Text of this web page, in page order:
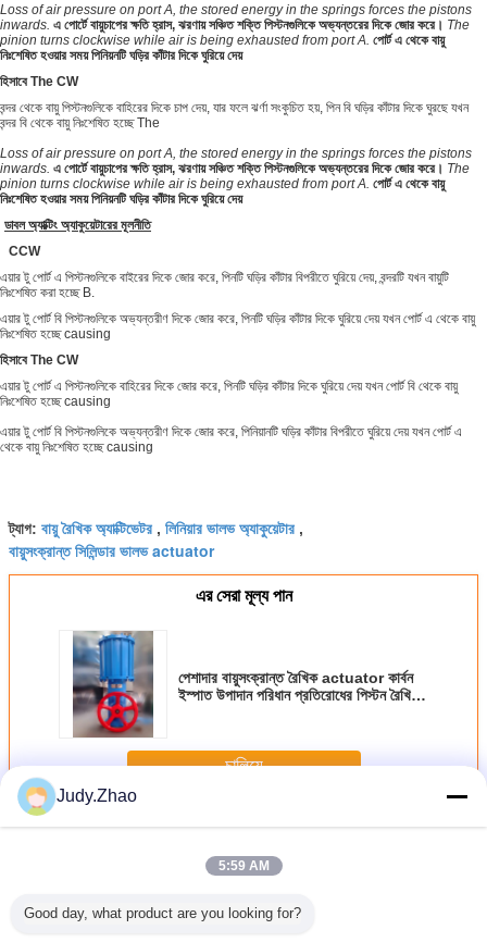
Loss of air pressure on port A, the stored energy in the springs forces the pistons
inwards. এ পোর্টে বায়ুচাপের ক্ষতি হ্রাস, ঝরণায় সঞ্চিত শক্তি পিস্টনগুলিকে অভ্যন্তরের দিকে জোর করে। The
pinion turns clockwise while air is being exhausted from port A. পোর্ট এ থেকে বায়ু
নিঃশেষিত হওয়ার সময় পিনিয়নটি ঘড়ির কাঁটার দিকে ঘুরিয়ে দেয়
হিসাবে The CW
বন্দর থেকে বায়ু পিস্টনগুলিকে বাহিরের দিকে চাপ দেয়, যার ফলে ঝর্ণা সংকুচিত হয়, পিন বি ঘড়ির কাঁটার দিকে ঘুরছে যখন
বন্দর বি থেকে বায়ু নিঃশেষিত হচ্ছে The
Loss of air pressure on port A, the stored energy in the springs forces the pistons
inwards. এ পোর্টে বায়ুচাপের ক্ষতি হ্রাস, ঝরণায় সঞ্চিত শক্তি পিস্টনগুলিকে অভ্যন্তরের দিকে জোর করে। The
pinion turns clockwise while air is being exhausted from port A. পোর্ট এ থেকে বায়ু
নিঃশেষিত হওয়ার সময় পিনিয়নটি ঘড়ির কাঁটার দিকে ঘুরিয়ে দেয়
ডাবল অ্যাক্টিং অ্যাকুয়েটারের মূলনীতি
CCW
এয়ার টু পোর্ট এ পিস্টনগুলিকে বাইরের দিকে জোর করে, পিনটি ঘড়ির কাঁটার বিপরীতে ঘুরিয়ে দেয়, বন্দরটি যখন বায়ুটি
নিঃশেষিত করা হচ্ছে B.
এয়ার টু পোর্ট বি পিস্টনগুলিকে অভ্যন্তরীণ দিকে জোর করে, পিনটি ঘড়ির কাঁটার দিকে ঘুরিয়ে দেয় যখন পোর্ট এ থেকে বায়ু
নিঃশেষিত হচ্ছে causing
হিসাবে The CW
এয়ার টু পোর্ট এ পিস্টনগুলিকে বাহিরের দিকে জোর করে, পিনটি ঘড়ির কাঁটার দিকে ঘুরিয়ে দেয় যখন পোর্ট বি থেকে বায়ু
নিঃশেষিত হচ্ছে causing
এয়ার টু পোর্ট বি পিস্টনগুলিকে অভ্যন্তরীণ দিকে জোর করে, পিনিয়ানটি ঘড়ির কাঁটার বিপরীতে ঘুরিয়ে দেয় যখন পোর্ট এ
থেকে বায়ু নিঃশেষিত হচ্ছে causing
ট্যাগ: বায়ু রৈখিক অ্যাক্টিভেটর , লিনিয়ার ভালভ অ্যাকুয়েটার ,
বায়ুসংক্রান্ত সিলিন্ডার ভালভ actuator
এর সেরা মূল্য পান
পেশাদার বায়ুসংক্রান্ত রৈখিক actuator কার্বন
ইস্পাত উপাদান পরিধান প্রতিরোধের পিস্টন রৈখিক
চালিয়ে
অধিকবায়ুসংক্রান্ত লিনিয়ার অ্যাক্টুয়েটর
Judy.Zhao
5:59 AM
Good day, what product are you looking for?